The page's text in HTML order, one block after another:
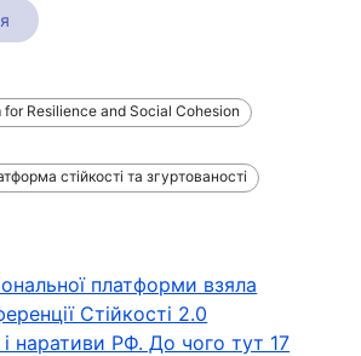
Resilience and Social Cohesion
стійкості та згуртованості
платформи взяла
Стійкості 2.0
наративи РФ. До чого тут 17